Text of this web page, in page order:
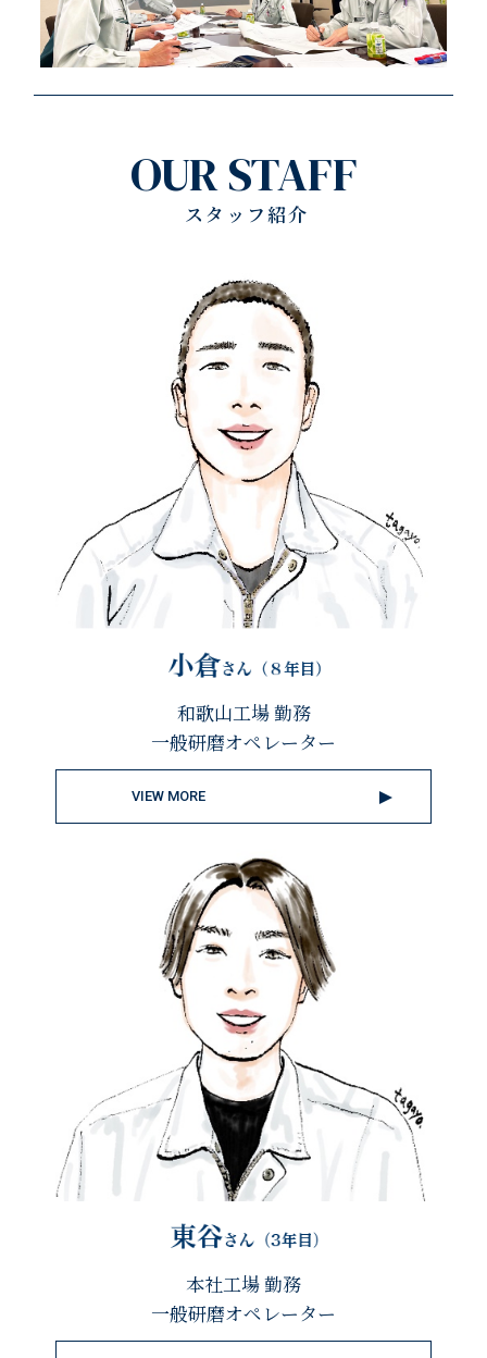
OUR STAFF
スタッフ紹介
和歌山工場 勤務
一般研磨オペレーター
VIEW MORE
本社工場 勤務
一般研磨オペレーター